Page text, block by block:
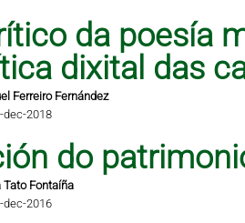
da poesía
dixital das
Ferreiro Fernández
dec-2018
do
Tato Fontaíña
dec-2016